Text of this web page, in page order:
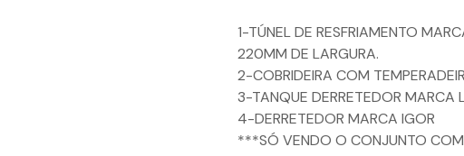
1-TÚNEL DE RESFRIAMENTO
220MM DE LARGURA.
2-COBRIDEIRA COM
3-TANQUE DERRETEDOR MARCA
4-DERRETEDOR MARCA IGOR
***SÓ VENDO O CONJUNTO